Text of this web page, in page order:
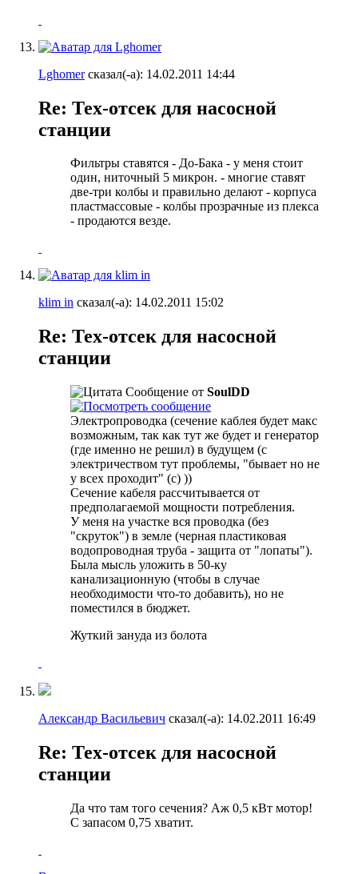
Lghomerсказал(-а): 14.02.2011 14:44
Re: Тех-отсек для насосной
станции
Фильтры ставятся - До-Бака - у меня стоит
один, ниточный 5 микрон. - многие ставят
две-три колбы и правильно делают - корпуса
пластмассовые - колбы прозрачные из плекса
- продаются везде.
klim in сказал(-а): 14.02.2011 15:02
Re: Тех-отсек для насосной
станции
Сообщение от SoulDD
Электропроводка (сечение каблея будет макс
возможным, так как тут же будет и генератор
(где именно не решил) в будущем (с
электричеством тут проблемы, "бывает но не
у всех проходит" (с) ))
Сечение кабеля рассчитывается от
предполагаемой мощности потребления.
У меня на участке вся проводка (без
"скруток") в земле (черная пластиковая
водопроводная труба - защита от "лопаты").
Была мысль уложить в 50-ку
канализационную (чтобы в случае
необходимости что-то добавить), но не
поместился в бюджет.
Жуткий зануда из болота
Александр Васильевич сказал(-а): 14.02.2011 16:49
Re: Тех-отсек для насосной
станции
Да что там того сечения? Аж 0,5 кВт мотор!
С запасом 0,75 хватит.